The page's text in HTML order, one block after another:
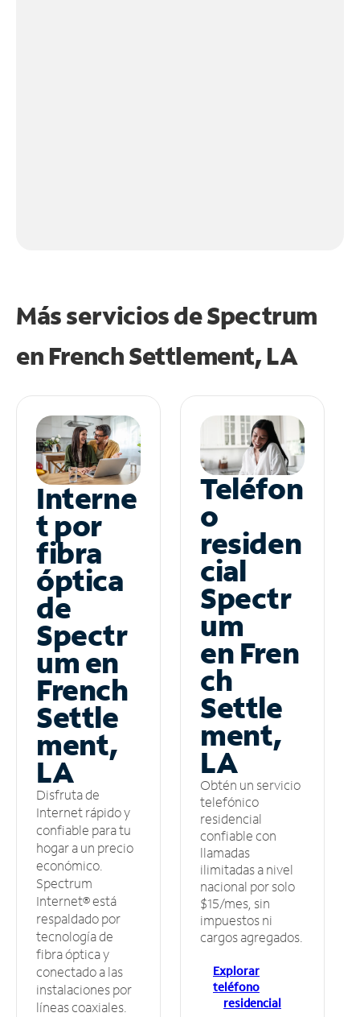
Más servicios de Spectrum
en French Settlement, LA
Interne
t por
fibra
óptica
de
Spectr
um en
French
Settle
ment,
LA
Disfruta de
Internet rápido y
confiable para tu
hogar a un precio
económico.
Spectrum
Internet® está
respaldado por
tecnología de
fibra óptica y
conectado a las
instalaciones por
líneas coaxiales.
Teléfon
o
residen
cial
Spectr
um
en Fren
ch
Settle
ment,
LA
Obtén un servicio
telefónico
residencial
confiable con
llamadas
ilimitadas a nivel
nacional por solo
$15/mes, sin
impuestos ni
cargos agregados.
Explorar
teléfono
residencial